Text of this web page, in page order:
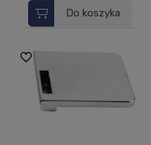
Do koszyka